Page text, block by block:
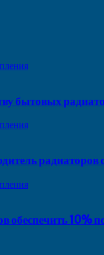
бытовых
10%